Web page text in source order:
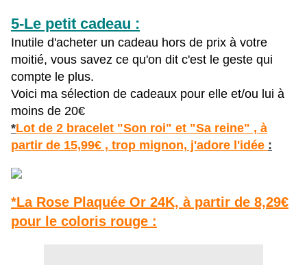
5-Le petit cadeau :
Inutile d'acheter un cadeau hors de prix à votre
moitié, vous savez ce qu'on dit c'est le geste qui
compte le plus.
Voici ma sélection de cadeaux pour elle et/ou lui à
moins de 20€
*Lot de 2 bracelet "Son roi" et "Sa reine" , à
partir de 15,99€ , trop mignon, j'adore l'idée :
*La Rose Plaquée Or 24K, à partir de 8,29€
pour le coloris rouge :